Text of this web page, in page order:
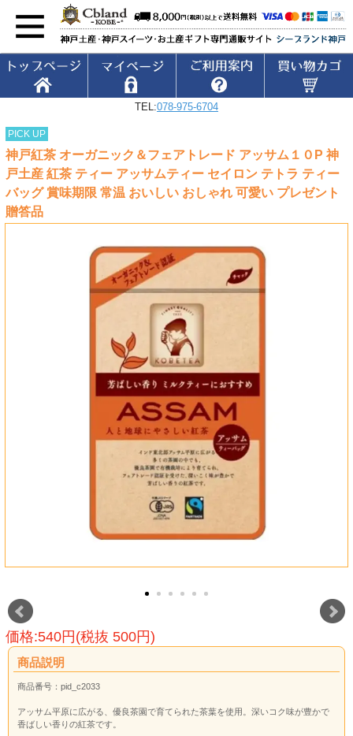
TEL:078-975-6704
PICK UP
神戸紅茶 オーガニック＆フェアトレード アッサム１０P 神
戸土産 紅茶 ティー アッサムティー セイロン テトラ ティー
バッグ 賞味期限 常温 おいしい おしゃれ 可愛い プレゼント
贈答品
価格:540円(税抜 500円)
商品説明
商品番号：pid_c2033
アッサム平原に広がる、優良茶園で育てられた茶葉を使用。深いコク味が豊かで
香ばしい香りの紅茶です。